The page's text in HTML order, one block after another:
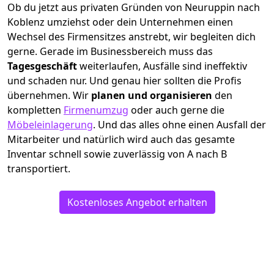
Ob du jetzt aus privaten Gründen von Neuruppin nach
Koblenz umziehst oder dein Unternehmen einen
Wechsel des Firmensitzes anstrebt, wir begleiten dich
gerne. Gerade im Businessbereich muss das
Tagesgeschäftweiterlaufen, Ausfälle sind ineffektiv
und schaden nur. Und genau hier sollten die Profis
übernehmen. Wir planen und organisieren den
kompletten Firmenumzug oder auch gerne die
Möbeleinlagerung. Und das alles ohne einen Ausfall der
Mitarbeiter und natürlich wird auch das gesamte
Inventar schnell sowie zuverlässig von A nach B
transportiert.
Kostenloses Angebot erhalten